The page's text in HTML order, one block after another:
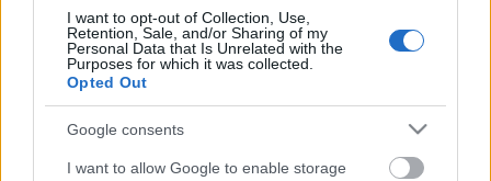
I want to opt-out of Collection, Use,
Retention, Sale, and/or Sharing of my
Personal Data that Is Unrelated with the
Purposes for which it was collected.
Opted Out
Google consents
I want to allow Google to enable storage
Elche. Repasamos los lesionados
de la jornada 23 y el tiempo
estimado de baja.
Villarreal